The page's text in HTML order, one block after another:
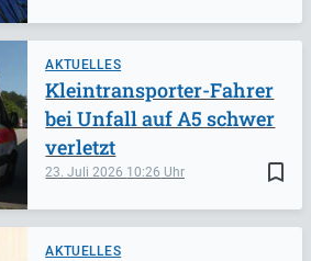
AKTUELLES
bookmark_border
23. Juli 2026 10:26
Kleintransporter-Fahrer
bei Unfall auf A5 schwer
verletzt
AKTUELLES